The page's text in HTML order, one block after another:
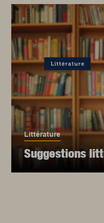
Littérature
Suggestions